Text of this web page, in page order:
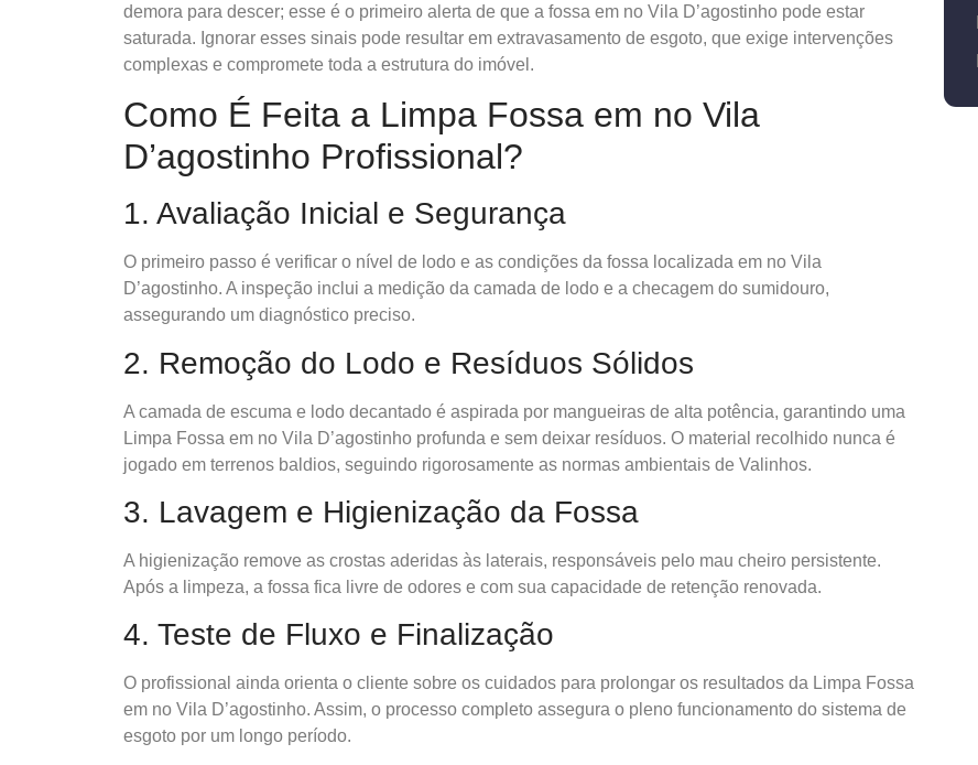
demora para descer; esse é o primeiro alerta de que a fossa em no Vila D’agostinho pode estar
saturada. Ignorar esses sinais pode resultar em extravasamento de esgoto, que exige intervenções
complexas e compromete toda a estrutura do imóvel.
Como É Feita a Limpa Fossa em no Vila
D’agostinho Profissional?
1. Avaliação Inicial e Segurança
O primeiro passo é verificar o nível de lodo e as condições da fossa localizada em no Vila
D’agostinho. A inspeção inclui a medição da camada de lodo e a checagem do sumidouro,
assegurando um diagnóstico preciso.
2. Remoção do Lodo e Resíduos Sólidos
A camada de escuma e lodo decantado é aspirada por mangueiras de alta potência, garantindo uma
Limpa Fossa em no Vila D’agostinho profunda e sem deixar resíduos. O material recolhido nunca é
jogado em terrenos baldios, seguindo rigorosamente as normas ambientais de Valinhos.
3. Lavagem e Higienização da Fossa
A higienização remove as crostas aderidas às laterais, responsáveis pelo mau cheiro persistente.
Após a limpeza, a fossa fica livre de odores e com sua capacidade de retenção renovada.
4. Teste de Fluxo e Finalização
O profissional ainda orienta o cliente sobre os cuidados para prolongar os resultados da Limpa Fossa
em no Vila D’agostinho. Assim, o processo completo assegura o pleno funcionamento do sistema de
esgoto por um longo período.